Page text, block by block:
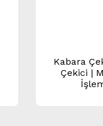
Kabara
Çekici |